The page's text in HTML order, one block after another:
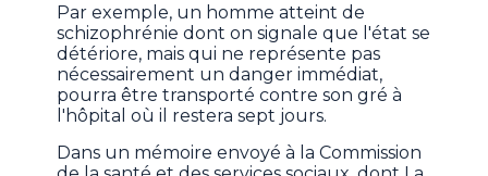
Par exemple, un homme atteint de
schizophrénie dont on signale que l'état se
détériore, mais qui ne représente pas
nécessairement un danger immédiat,
pourra être transporté contre son gré à
l'hôpital où il restera sept jours.
Dans un mémoire envoyé à la Commission